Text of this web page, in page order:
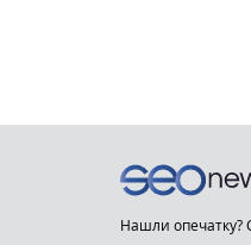
Нашли опечатку?